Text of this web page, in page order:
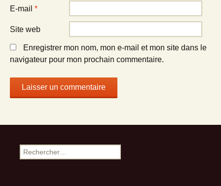
E-mail *
Site web
Enregistrer mon nom, mon e-mail et mon site dans le
navigateur pour mon prochain commentaire.
Rechercher :